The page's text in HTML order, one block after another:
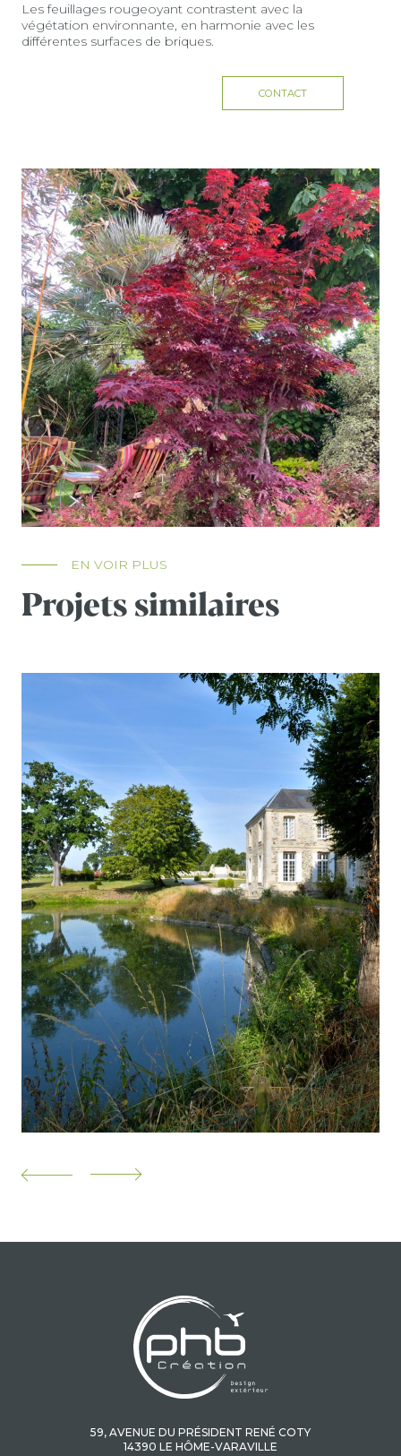
Les feuillages rougeoyant contrastent avec la
végétation environnante, en harmonie avec les
différentes surfaces de briques.
CONTACT
EN VOIR PLUS
Projets similaires
59, AVENUE DU PRÉSIDENT RENÉ COTY
14390 LE HÔME-VARAVILLE